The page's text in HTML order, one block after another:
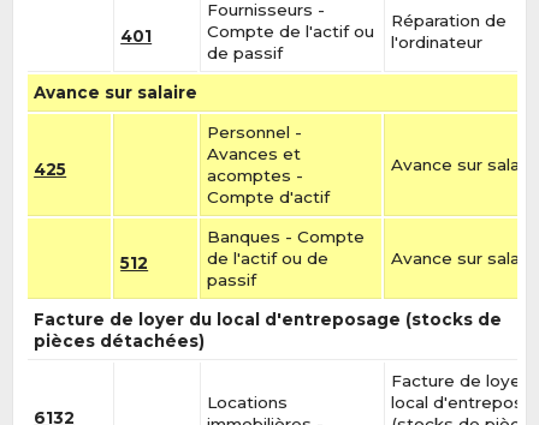
401
Fournisseurs -
Compte de l'actif ou
de passif
Réparation de
l'ordinateur
Avance sur salaire
425
Personnel -
Avances et
acomptes -
Compte d'actif
Avance sur
512
Banques - Compte
de l'actif ou de
passif
Avance sur
Facture de loyer du local d'entreposage (stocks de
pièces détachées)
6132
Locations
Facture de loyer
local